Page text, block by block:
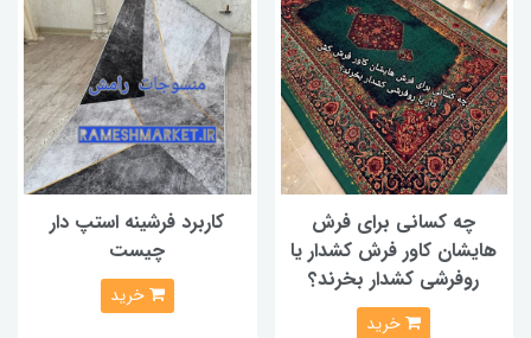
چه کسانی برای فرش
هایشان کاور فرش کشدار یا
روفرشی کشدار بخرند؟
خرید
کاربرد فرشینه استپ دار
چیست
خرید